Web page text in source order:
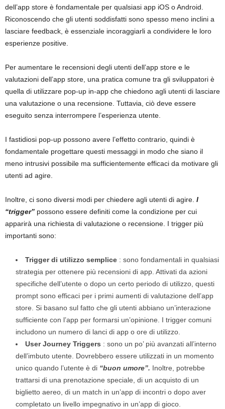
dell’app store è fondamentale per qualsiasi app iOS o Android.
Riconoscendo che gli utenti soddisfatti sono spesso meno inclini a
lasciare feedback, è essenziale incoraggiarli a condividere le loro
esperienze positive.
Per aumentare le recensioni degli utenti dell’app store e le
valutazioni dell’app store, una pratica comune tra gli sviluppatori è
quella di utilizzare pop-up in-app che chiedono agli utenti di lasciare
una valutazione o una recensione. Tuttavia, ciò deve essere
eseguito senza interrompere l’esperienza utente.
I fastidiosi pop-up possono avere l’effetto contrario, quindi è
fondamentale progettare questi messaggi in modo che siano il
meno intrusivi possibile ma sufficientemente efficaci da motivare gli
utenti ad agire.
Inoltre, ci sono diversi modi per chiedere agli utenti di agire. I
“trigger” possono essere definiti come la condizione per cui
apparirà una richiesta di valutazione o recensione. I trigger più
importanti sono:
Trigger di utilizzo semplice : sono fondamentali in qualsiasi
strategia per ottenere più recensioni di app. Attivati ​​da azioni
specifiche dell’utente o dopo un certo periodo di utilizzo, questi
prompt sono efficaci per i primi aumenti di valutazione dell’app
store. Si basano sul fatto che gli utenti abbiano un’interazione
sufficiente con l’app per formarsi un’opinione. I trigger comuni
includono un numero di lanci di app o ore di utilizzo.
User Journey Triggers : sono un po’ più avanzati all’interno
dell’imbuto utente. Dovrebbero essere utilizzati in un momento
unico quando l’utente è di “buon umore”. Inoltre, potrebbe
trattarsi di una prenotazione speciale, di un acquisto di un
biglietto aereo, di un match in un’app di incontri o dopo aver
completato un livello impegnativo in un’app di gioco.